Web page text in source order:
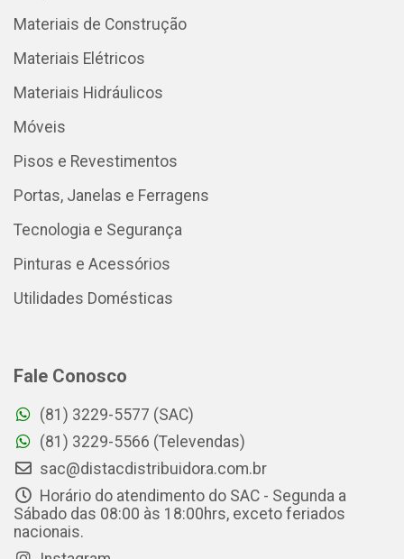
Materiais de Construção
Materiais Elétricos
Materiais Hidráulicos
Móveis
Pisos e Revestimentos
Portas, Janelas e Ferragens
Tecnologia e Segurança
Pinturas e Acessórios
Utilidades Domésticas
Fale Conosco
(81) 3229-5577 (SAC)
(81) 3229-5566 (Televendas)
sac@distacdistribuidora.com.br
Horário do atendimento do SAC - Segunda a
Sábado das 08:00 às 18:00hrs, exceto feriados
nacionais.